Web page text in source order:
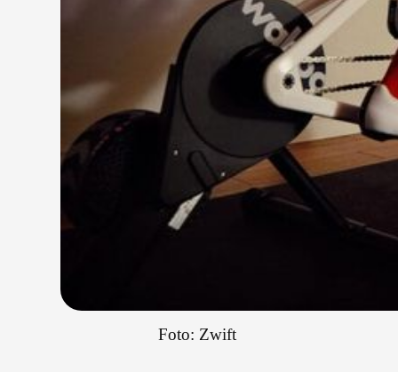
Foto: Zwift